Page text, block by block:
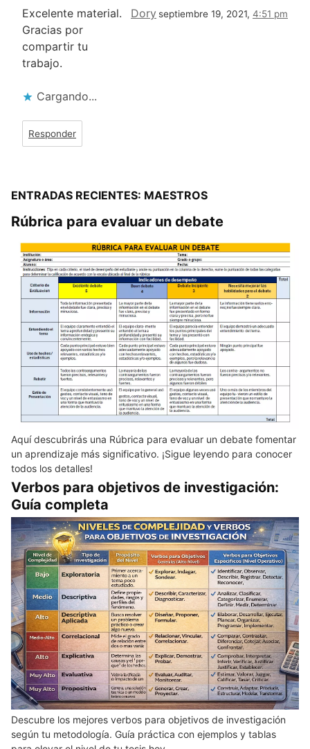
Dory septiembre 19, 2021, 4:51 pm
Excelente material.
Gracias por
compartir tu
trabajo.
Cargando...
Responder
ENTRADAS RECIENTES: MAESTROS
Rúbrica para evaluar un debate
Aquí descubrirás una Rúbrica para evaluar un debate fomentar
un aprendizaje más significativo. ¡Sigue leyendo para conocer
todos los detalles!
Verbos para objetivos de investigación:
Guía completa
Descubre los mejores verbos para objetivos de investigación
según tu metodología. Guía práctica con ejemplos y tablas